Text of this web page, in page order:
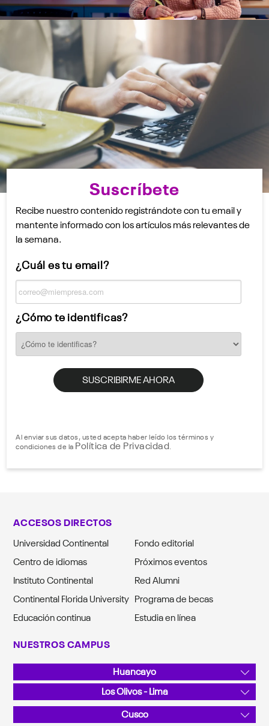
Suscríbete
Recibe nuestro contenido registrándote con tu email y
mantente informado con los artículos más relevantes de
la semana.
¿Cuál es tu email?
¿Cómo te identificas?
Al enviar sus datos, usted acepta haber leído los términos y
condiciones de la Política de Privacidad
ACCESOS DIRECTOS
Universidad Continental
Fondo editorial
Centro de idiomas
Próximos eventos
Instituto Continental
Red Alumni
Continental Florida University Programa de becas
Educación continua
Estudia en línea
NUESTROS CAMPUS
Huancayo
Av. San Carlos 1980, Urb. San Antonio
Teléfono: 064 481430
Los Olivos - Lima
Av. Alfredo Mendiola 5210
Teléfono: 01 2132760
Cusco